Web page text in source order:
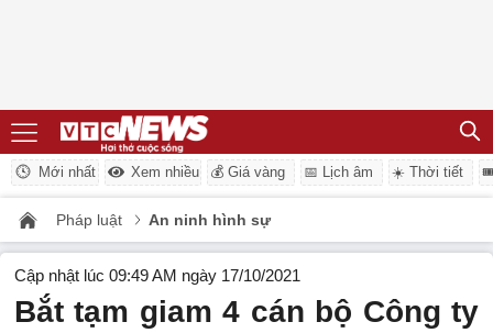
Mới nhất Xem nhiều 💰 Giá vàng 📅 Lịch âm ☀️ Thời tiết
Pháp luật An ninh hình sự
Cập nhật lúc 09:49 AM ngày 17/10/2021
Bắt tạm giam 4 cán bộ Công ty